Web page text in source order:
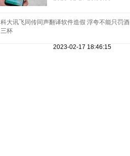
科大讯飞同传同声翻译软件造假 浮夸不能只罚酒
三杯
2023-02-17 18:46:15